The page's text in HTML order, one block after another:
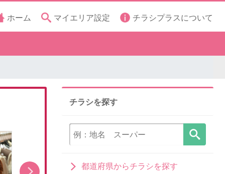
ホーム マイエリア設定 チラシプラスについて
チラシを探す
都道府県からチラシを探す